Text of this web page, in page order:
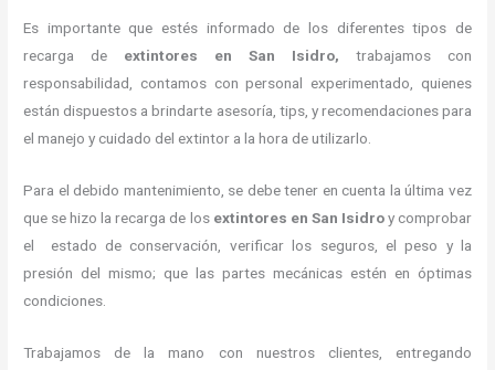
Es importante que estés informado de los diferentes tipos de
recarga de extintores en San Isidro, trabajamos con
responsabilidad, contamos con personal experimentado, quienes
están dispuestos a brindarte asesoría, tips, y recomendaciones para
el manejo y cuidado del extintor a la hora de utilizarlo.
Para el debido mantenimiento, se debe tener en cuenta la última vez
que se hizo la recarga de los extintores en San Isidroy comprobar
el estado de conservación, verificar los seguros, el peso y la
presión del mismo; que las partes mecánicas estén en óptimas
condiciones.
Trabajamos de la mano con nuestros clientes, entregando